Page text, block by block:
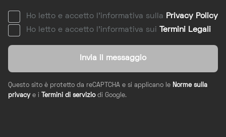
Ho letto e accetto l'informativa sulla
Privacy Policy
Ho letto e accetto l'informativa sui
Termini Legali
Invia il messaggio
Questo sito è protetto da reCAPTCHA e si applicano le Norme sulla
privacy e i Termini di servizio di Google.